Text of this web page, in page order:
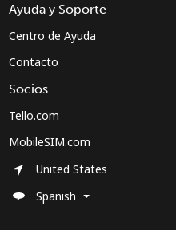
Ayuda y Soporte
Centro de Ayuda
Contacto
Socios
Tello.com
MobileSIM.com
United States
Spanish